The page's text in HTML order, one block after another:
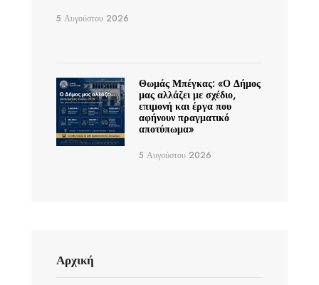
5 Αυγούστου 2026
Θωμάς Μπέγκας: «Ο Δήμος
μας αλλάζει με σχέδιο,
επιμονή και έργα που
αφήνουν πραγματικό
αποτύπωμα»
5 Αυγούστου 2026
Αρχική